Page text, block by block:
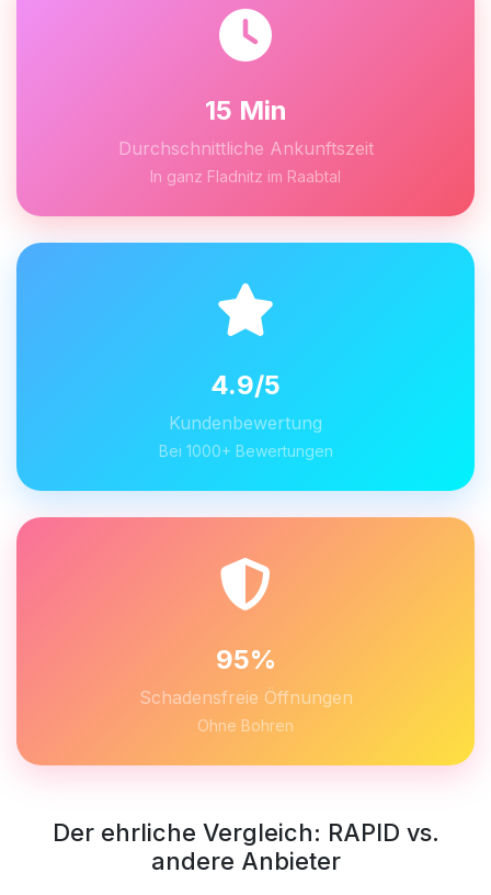
15 Min
Durchschnittliche Ankunftszeit
In ganz Fladnitz im Raabtal
4.9/5
Kundenbewertung
Bei 1000+ Bewertungen
95%
Schadensfreie Öffnungen
Ohne Bohren
Der ehrliche Vergleich: RAPID vs.
andere Anbieter